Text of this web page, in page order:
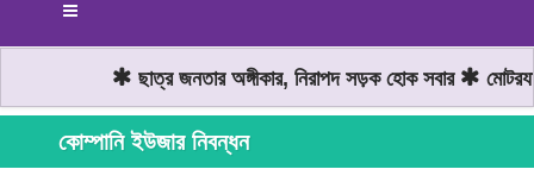
ছাত্র জনতার অঙ্গীকার, নিরাপদ সড়ক হোক সবার
কোম্পানি ইউজার নিবন্ধন